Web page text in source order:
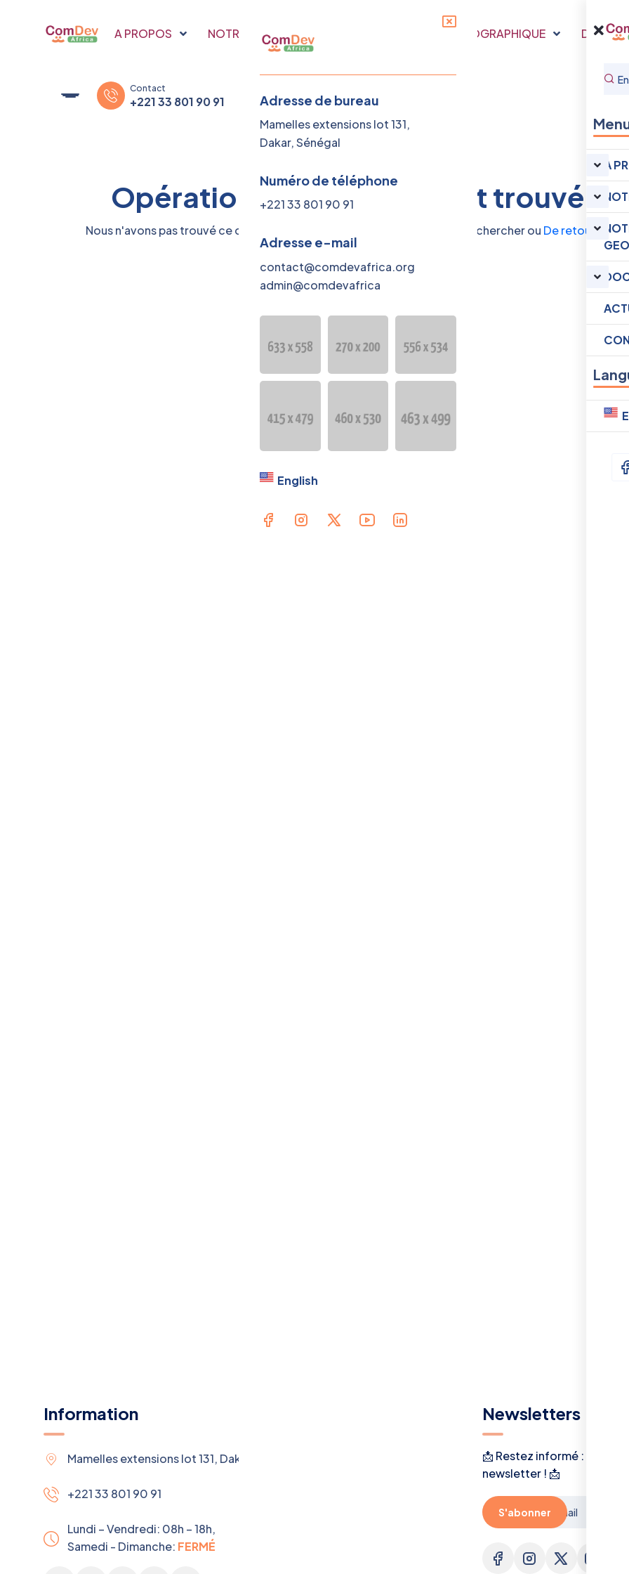
A PROPOS NOTRE SAVOIR FAIRE NOTRE PRESENCE GEOGRAPHIQUE
Contact
+221 33 801 90 91
A
Adresse de bureau
Mamelles extensions lot 131,
Dakar, Sénégal
Numéro de téléphone
+221 33 801 90 91
Adresse e-mail
contact@comdevafrica.org
admin@comdevafrica
English
Opérations ! Aucun résultat trouvé
Nous n'avons pas trouvé ce que vous recherchiez. Essayez à nouveau de chercher ou De retour ici
Information
Mamelles extensions lot 131, Dakar, Sénégal
+221 33 801 90 91
Lundi – Vendredi: 08h – 18h,
Samedi - Dimanche: FERMÉ
Newsletters
📩 Restez informé :
newsletter ! 📩
S'abonner